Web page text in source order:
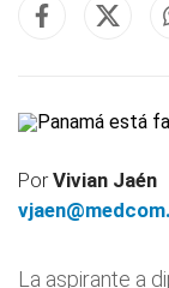
PorVivian Jaén
La aspirante a